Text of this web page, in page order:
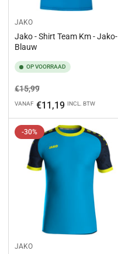
JAKO
Jako - Shirt Team Km - Jako-
Blauw
OP VOORRAAD
Normale
prijs
€15,99Aanbiedingsprijs
VANAF €11,19 INCL. BTW
-30%
JAKO